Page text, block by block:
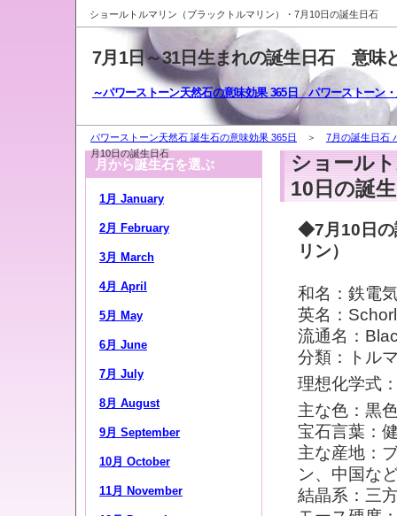
ショールトルマリン（ブラックトルマリン）・7月10日の誕生日石
7月1日～31日生まれの誕生日石 意味
～パワーストーン天然石の意味効果 365日 パワーストーン
パワーストーン天然石 誕生石の意味効果 365日 ＞ 7月の誕生日石
月10日の誕生日石
月から誕生石を選ぶ
1月 January
2月 February
3月 March
4月 April
5月 May
6月 June
7月 July
8月 August
9月 September
10月 October
11月 November
ショール
10日の誕
◆7月10日の
リン）
和名：鉄電
英名：Schorl
流通名：
分類：トル
理想化学式
主な色：黒
宝石言葉：
主な産地：
ン、中国な
結晶系：三